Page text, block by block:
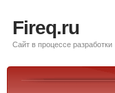
Fireq.ru
Сайт в процессе разработки